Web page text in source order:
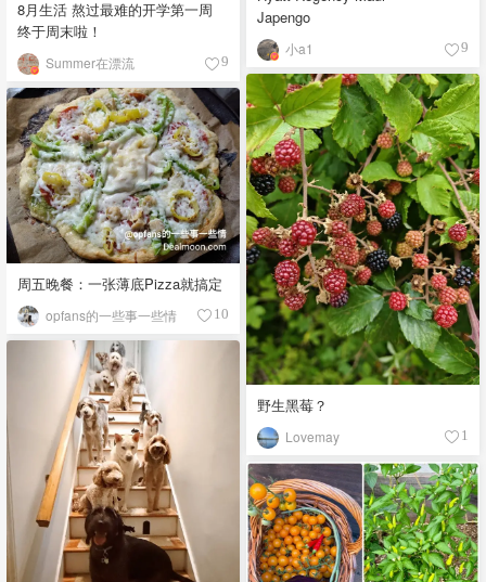
Japengo
小a1 9
8月生活 熬过最难的开学第一周
终于周末啦！
Summer在漂流 9
野生黑莓？
Lovemay 1
周五晚餐：一张薄底Pizza就搞定
opfans的一些事一些情 10